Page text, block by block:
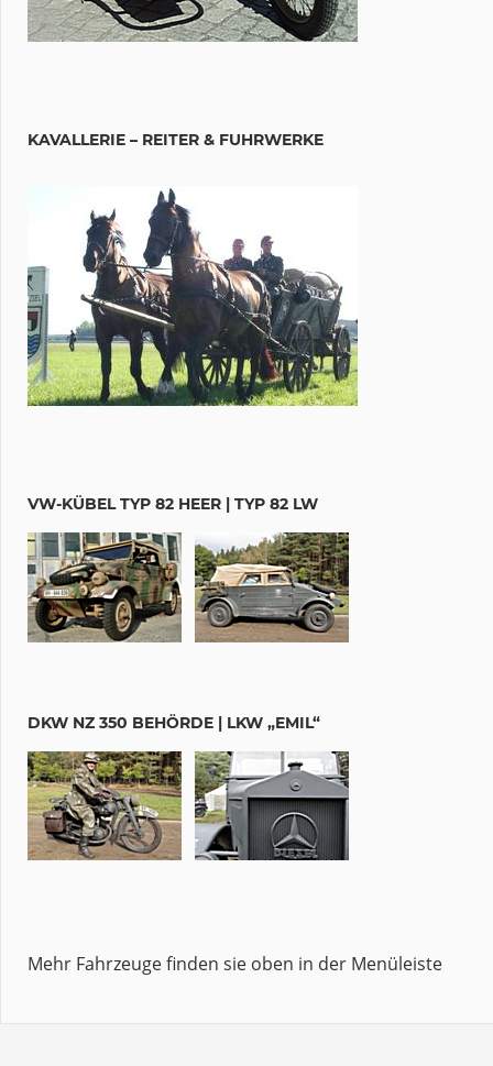
KAVALLERIE – REITER & FUHRWERKE
VW-KÜBEL TYP 82 HEER | TYP 82 LW
DKW NZ 350 BEHÖRDE | LKW „EMIL“
Mehr Fahrzeuge finden sie oben in der Menüleiste